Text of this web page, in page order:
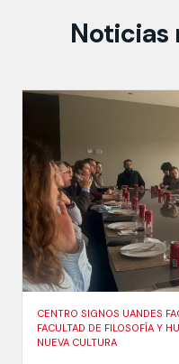
Noticias
CENTRO SIGNOS UANDES
FACULTAD DE FILOSOFÍA Y
NUEVA CULTURA